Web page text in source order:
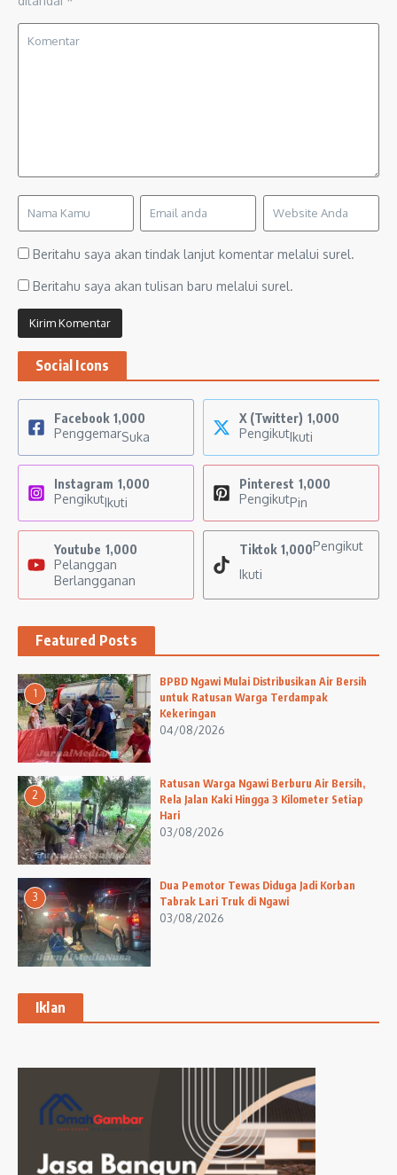
Beritahu saya akan tindak lanjut komentar melalui surel.
Beritahu saya akan tulisan baru melalui surel.
Social Icons
Facebook 1,000
PenggemarSuka
X (Twitter) 1,000
PengikutIkuti
Instagram 1,000
PengikutIkuti
Pinterest 1,000
PengikutPin
Youtube 1,000
Pelanggan
Berlangganan
Tiktok 1,000Pengikut
Ikuti
Featured Posts
1
BPBD Ngawi Mulai Distribusikan Air Bersih
untuk Ratusan Warga Terdampak
Kekeringan
04/08/2026
2
Ratusan Warga Ngawi Berburu Air Bersih,
Rela Jalan Kaki Hingga 3 Kilometer Setiap
Hari
03/08/2026
3
Dua Pemotor Tewas Diduga Jadi Korban
Tabrak Lari Truk di Ngawi
03/08/2026
Iklan